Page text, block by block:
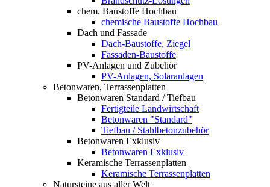
chem. Baustoffe Hochbau
chemische Baustoffe Hochbau
Dach und Fassade
Dach-Baustoffe, Ziegel
Fassaden-Baustoffe
PV-Anlagen und Zubehör
PV-Anlagen, Solaranlagen
Betonwaren, Terrassenplatten
Betonwaren Standard / Tiefbau
Fertigteile Landwirtschaft
Betonwaren "Standard"
Tiefbau / Stahlbetonzubehör
Betonwaren Exklusiv
Betonwaren Exklusiv
Keramische Terrassenplatten
Keramische Terrassenplatten
Natursteine aus aller Welt